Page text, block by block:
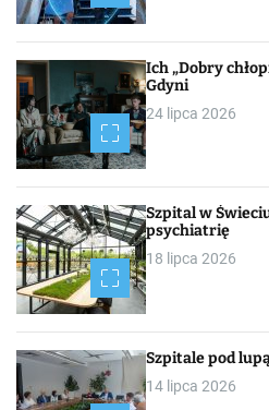
Ich „Dobry
Gdyni
24 lipca 2026
Szpital w
psychiatrię
18 lipca 2026
Szpitale pod
14 lipca 2026